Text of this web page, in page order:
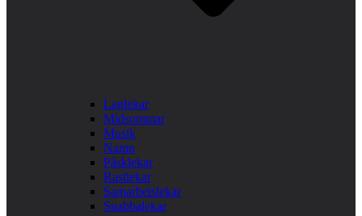
Laglekar
Midsommar
Musik
Namn
Påsklekar
Rastlekar
Samarbetslekar
Snabbalekar